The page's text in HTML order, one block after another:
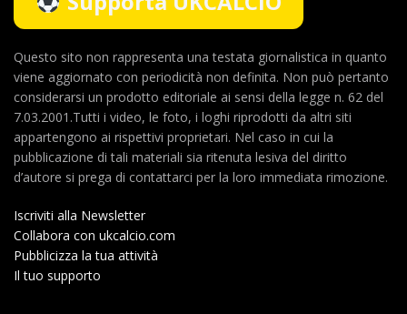
Questo sito non rappresenta una testata giornalistica in quanto
viene aggiornato con periodicità non definita. Non può pertanto
considerarsi un prodotto editoriale ai sensi della legge n. 62 del
7.03.2001.Tutti i video, le foto, i loghi riprodotti da altri siti
appartengono ai rispettivi proprietari. Nel caso in cui la
pubblicazione di tali materiali sia ritenuta lesiva del diritto
d’autore si prega di contattarci per la loro immediata rimozione.
Iscriviti alla Newsletter
Collabora con ukcalcio.com
Pubblicizza la tua attività
Il tuo supporto